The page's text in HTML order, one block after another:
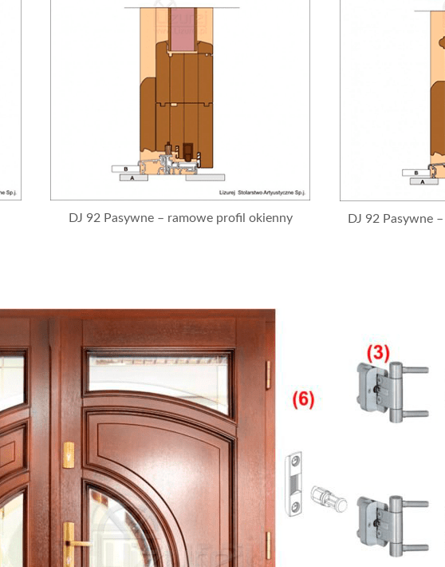
DJ 92 Pasywne – ramowe profil okienny DJ 92 Pasywne